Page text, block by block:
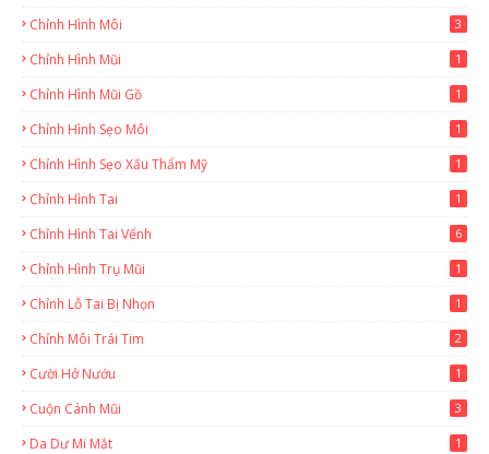
Chỉnh Hình Môi 3
Chỉnh Hình Mũi 1
Chỉnh Hình Mũi Gồ 1
Chỉnh Hình Sẹo Môi 1
Chỉnh Hình Sẹo Xấu Thẩm Mỹ 1
Chỉnh Hình Tai 1
Chỉnh Hình Tai Vểnh 6
Chỉnh Hình Trụ Mũi 1
Chỉnh Lỗ Tai Bị Nhọn 1
Chỉnh Môi Trái Tim 2
Cười Hở Nướu 1
Cuộn Cánh Mũi 3
Da Dư Mi Mắt 1